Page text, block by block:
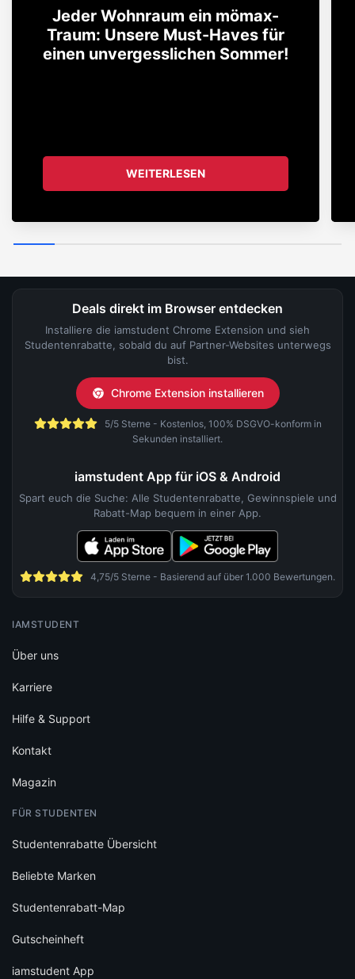
Jeder Wohnraum ein mömax-
Traum: Unsere Must-Haves für
einen unvergesslichen Sommer!
WEITERLESEN
Deals direkt im Browser entdecken
Installiere die iamstudent Chrome Extension und sieh
Studentenrabatte, sobald du auf Partner-Websites unterwegs
bist.
Chrome Extension installieren
5/5 Sterne - Kostenlos, 100% DSGVO-konform in
Sekunden installiert.
iamstudent App für iOS & Android
Spart euch die Suche: Alle Studentenrabatte, Gewinnspiele und
Rabatt-Map bequem in einer App.
4,75/5 Sterne - Basierend auf über 1.000 Bewertungen.
IAMSTUDENT
Über uns
Karriere
Hilfe & Support
Kontakt
Magazin
FÜR STUDENTEN
Studentenrabatte Übersicht
Beliebte Marken
Studentenrabatt-Map
Gutscheinheft
iamstudent App